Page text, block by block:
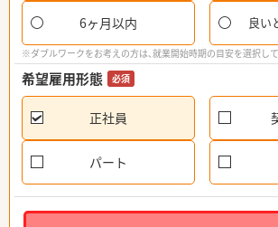
6ヶ月以内 良い
※ダブルワークをお考えの方は、就業開始時期の目安を選択し
希望雇用形態 必須
正社員
パート